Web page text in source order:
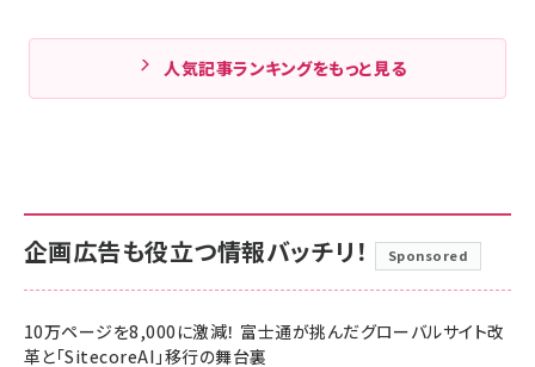
人気記事ランキングをもっと見る
企画広告も役立つ情報バッチリ！ Sponsored
10万ページを8,000に激減！ 富士通が挑んだグローバルサイト改
革と「SitecoreAI」移行の舞台裏